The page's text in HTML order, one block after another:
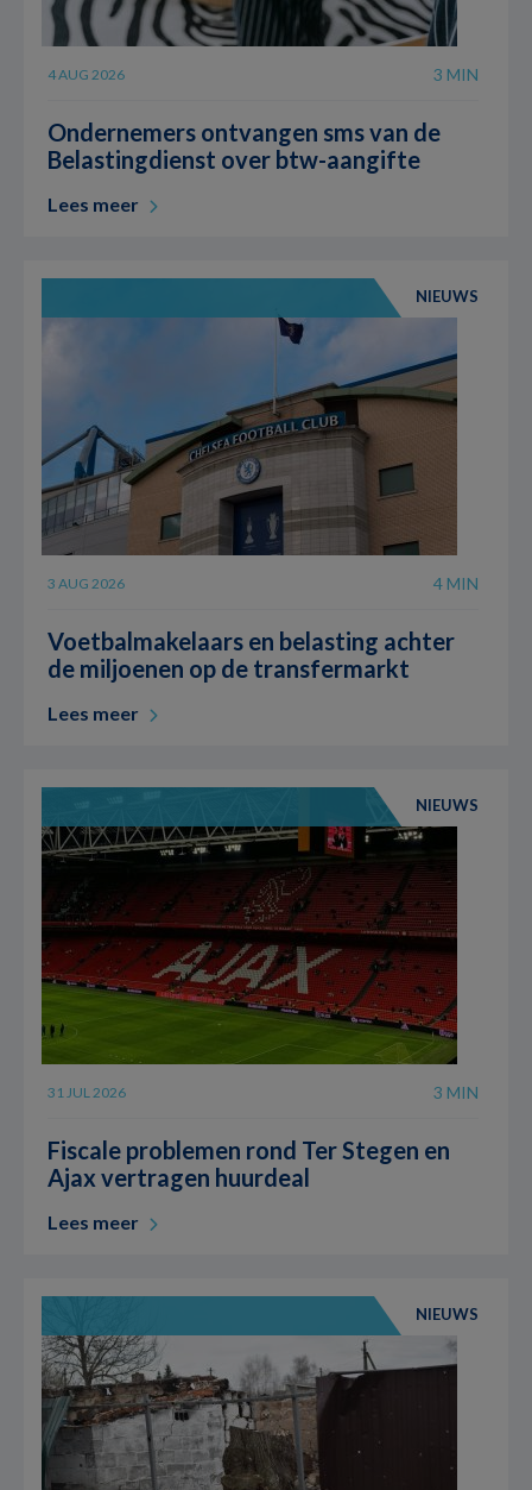
4 AUG 2026 3 MIN
Ondernemers ontvangen sms van de
Belastingdienst over btw-aangifte
Lees meer
NIEUWS
3 AUG 2026 4 MIN
Voetbalmakelaars en belasting achter
de miljoenen op de transfermarkt
Lees meer
NIEUWS
31 JUL 2026 3 MIN
Fiscale problemen rond Ter Stegen en
Ajax vertragen huurdeal
Lees meer
NIEUWS